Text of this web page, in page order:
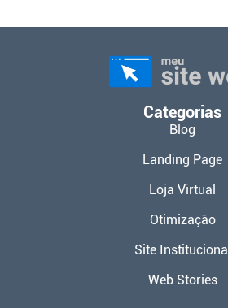
Categorias
Blog
Landing Page
Loja Virtual
Otimização
Site Institucional
Web Stories